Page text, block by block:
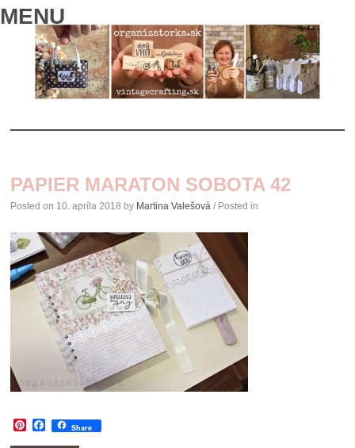
MENU
CONTENT
PAPIER MARATON SOBOTA 42
Posted on 10. apríla 2018 by Martina Valešová / Posted in
Pinterest
Facebook
Share